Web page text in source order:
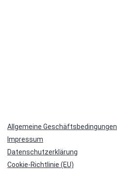
Allgemeine Geschäftsbedingungen
Impressum
Datenschutzerklärung
Cookie-Richtlinie (EU)